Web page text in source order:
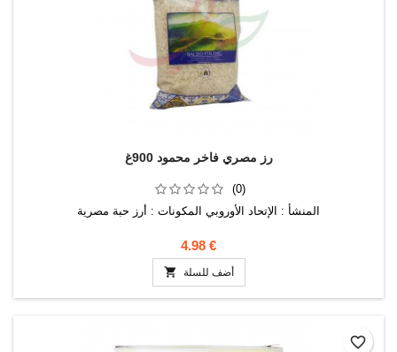
رز مصري فاخر محمود 900غ
(0)
المنشأ : الإتحاد الأوروبي المكونات : أرز حبة مصرية
4.98 €
 أضف للسلة
favorite_border